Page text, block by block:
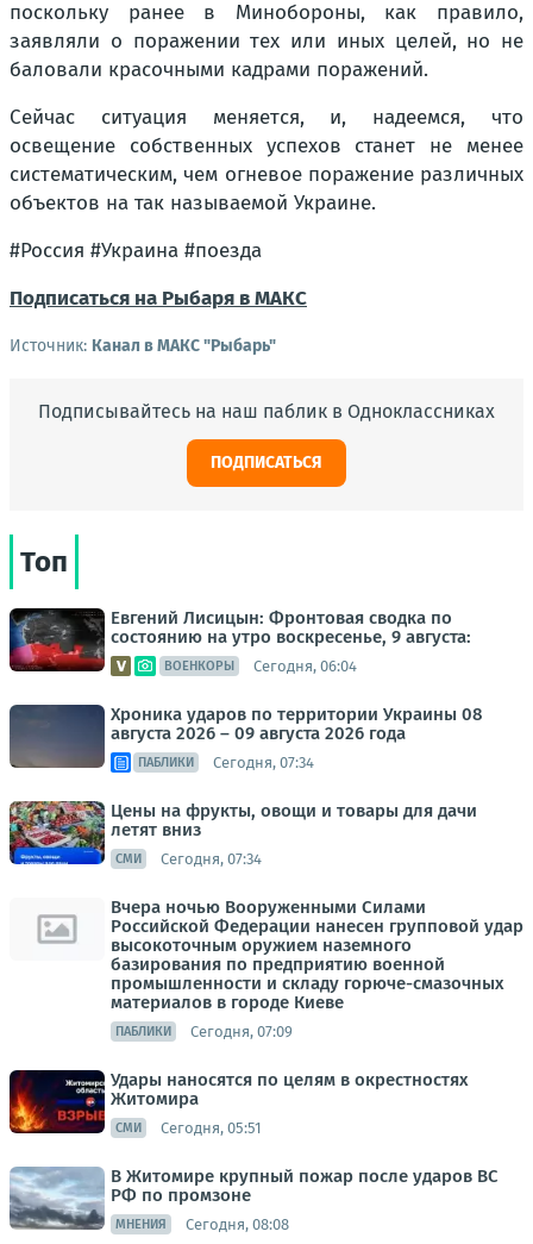
поскольку ранее в Минобороны, как правило,
заявляли о поражении тех или иных целей, но не
баловали красочными кадрами поражений.
Сейчас ситуация меняется, и, надеемся, что
освещение собственных успехов станет не менее
систематическим, чем огневое поражение различных
объектов на так называемой Украине.
#Россия #Украина #поезда
Подписаться на Рыбаря в МАКС
Источник: Канал в МАКС "Рыбарь"
Подписывайтесь на наш паблик в Одноклассниках
ПОДПИСАТЬСЯ
Топ
Евгений Лисицын: Фронтовая сводка по
состоянию на утро воскресенье, 9 августа:
ВОЕНКОРЫ Сегодня, 06:04
Хроника ударов по территории Украины 08
августа 2026 – 09 августа 2026 года
ПАБЛИКИ Сегодня, 07:34
Цены на фрукты, овощи и товары для дачи
летят вниз
СМИ Сегодня, 07:34
Вчера ночью Вооруженными Силами
Российской Федерации нанесен групповой удар
высокоточным оружием наземного
базирования по предприятию военной
промышленности и складу горюче-смазочных
материалов в городе Киеве
ПАБЛИКИ Сегодня, 07:09
Удары наносятся по целям в окрестностях
Житомира
СМИ Сегодня, 05:51
В Житомире крупный пожар после ударов ВС
РФ по промзоне
МНЕНИЯ Сегодня, 08:08